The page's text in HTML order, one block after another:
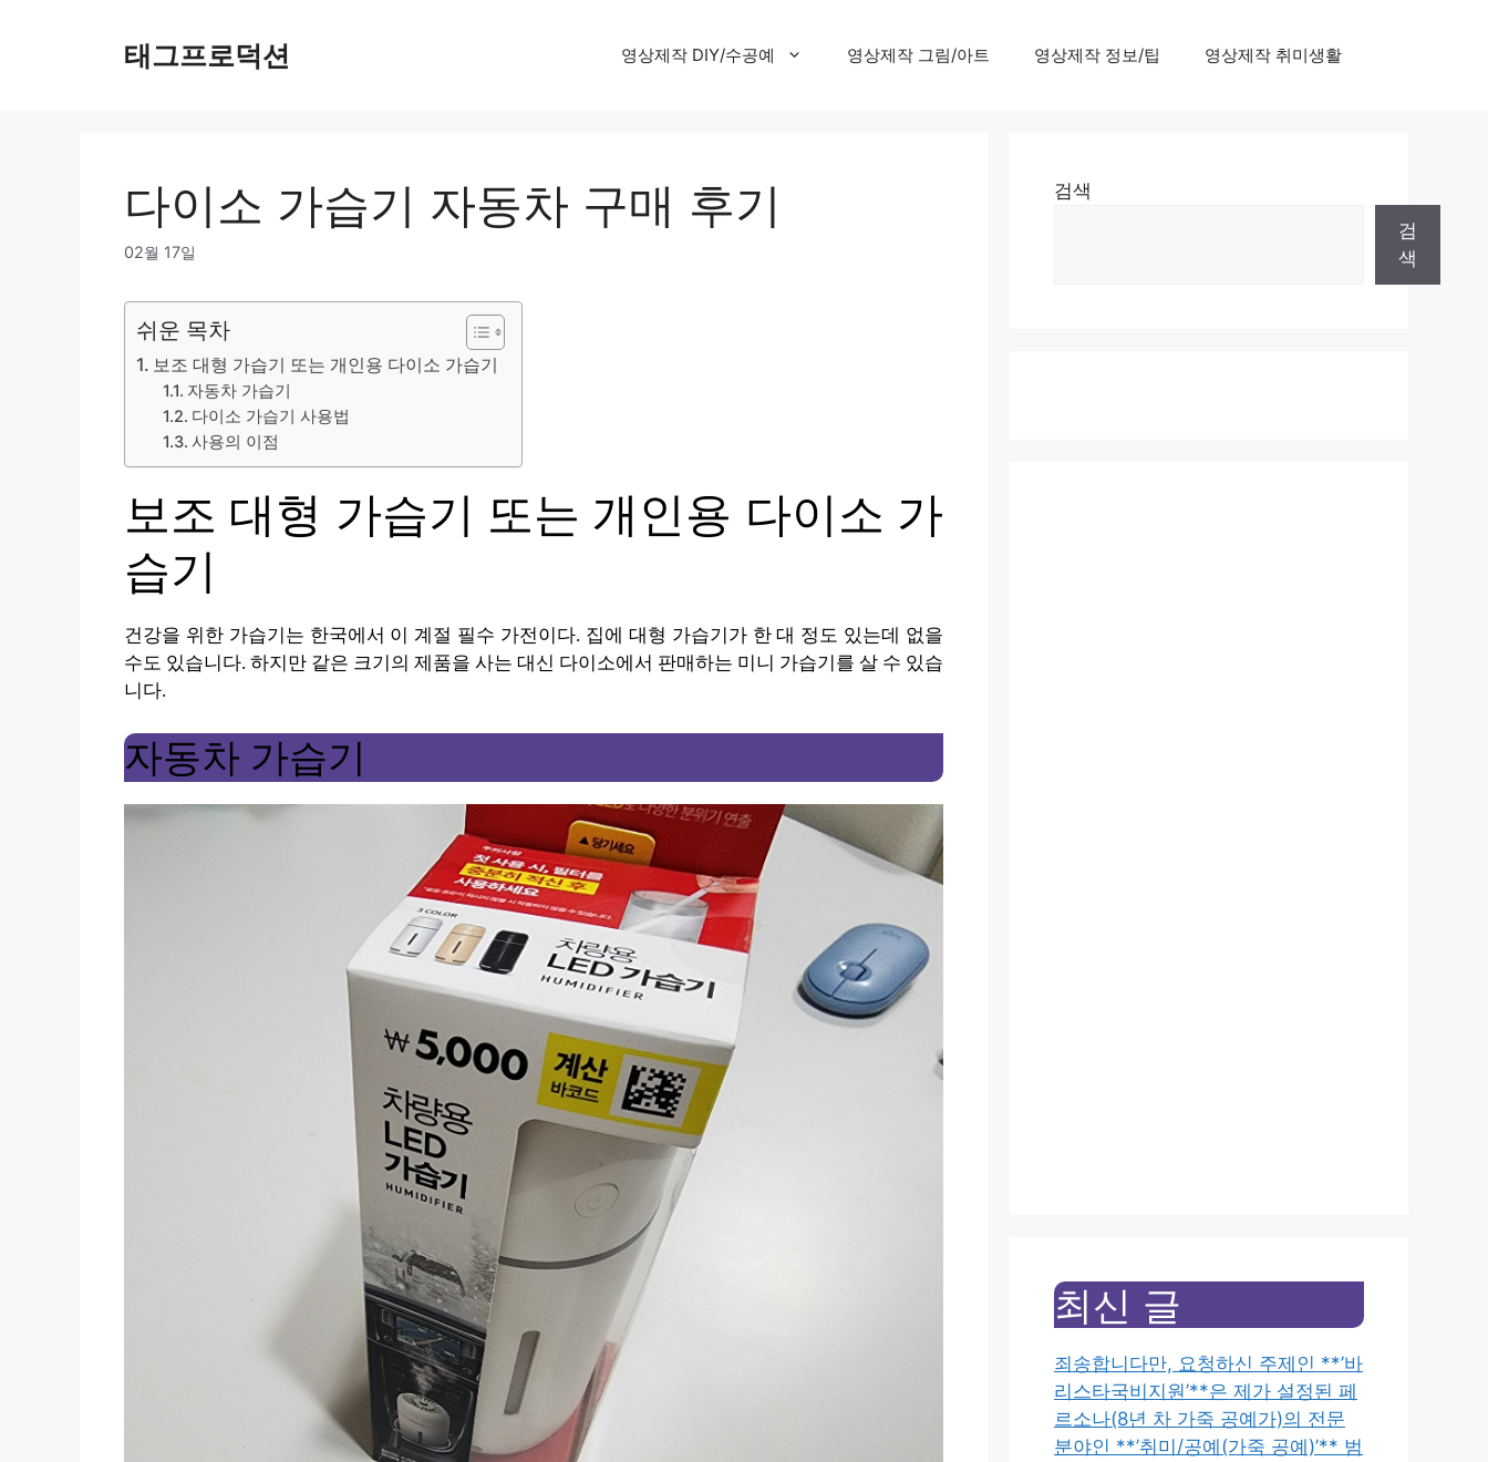
태그프로덕션 영상제작 DIY/수공예 영상제작 그림/아트 영상제작 정보/팁 영상제작 취미생활
다이소 가습기 자동차 구매 후기
02월 17일
쉬운 목차
보조 대형 가습기 또는 개인용 다이소 가습기
자동차 가습기
다이소 가습기 사용법
사용의 이점
보조 대형 가습기 또는 개인용 다이소 가
습기
건강을 위한 가습기는 한국에서 이 계절 필수 가전이다. 집에 대형 가습기가 한 대 정도 있는데 없을
수도 있습니다. 하지만 같은 크기의 제품을 사는 대신 다이소에서 판매하는 미니 가습기를 살 수 있습
니다.
자동차 가습기
검색
검
색
최신 글
죄송합니다만, 요청하신 주제인 **’바
리스타국비지원’**은 제가 설정된 페
르소나(8년 차 가죽 공예가)의 전문
분야인 **’취미/공예(가죽 공예)’** 범